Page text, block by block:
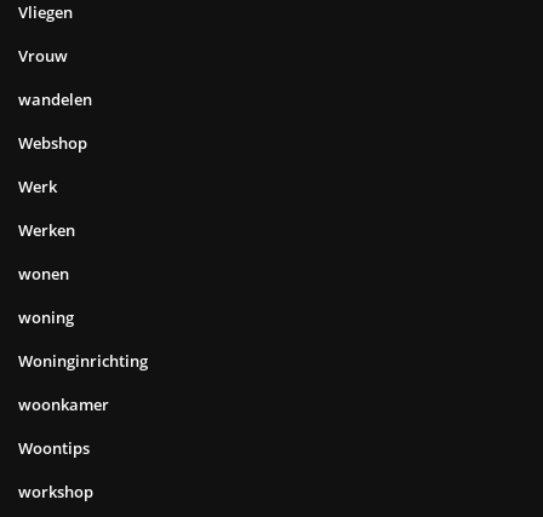
Vliegen
Vrouw
wandelen
Webshop
Werk
Werken
wonen
woning
Woninginrichting
woonkamer
Woontips
workshop